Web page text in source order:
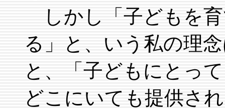
しかし「子どもを
る」と、いう私の理
と、「子どもにとっ
どこにいても提供さ